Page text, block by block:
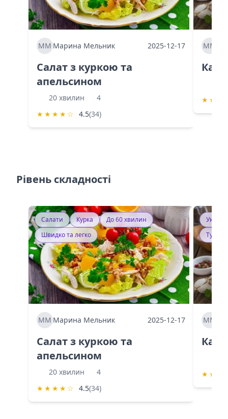
ММ Марина Мельник 2025-12-17
Салат з куркою та
апельсином
20 хвилин
4
★ ★ ★ ★ ☆ 4.5(34)
ММ
★ ★
Рівень складності
Салати Курка
До 60 хвилин
Швидко та легко
ММ Марина Мельник 2025-12-17
Салат з куркою та
апельсином
20 хвилин
4
★ ★ ★ ★ ☆ 4.5(34)
ММ
★ ★